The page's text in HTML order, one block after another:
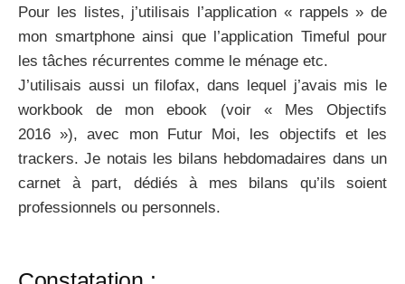
Pour les listes, j’utilisais l’application « rappels » de
mon smartphone ainsi que l’application Timeful pour
les tâches récurrentes comme le ménage etc.
J’utilisais aussi un filofax, dans lequel j’avais mis le
workbook de mon ebook (voir « Mes Objectifs
2016 »), avec mon Futur Moi, les objectifs et les
trackers. Je notais les bilans hebdomadaires dans un
carnet à part, dédiés à mes bilans qu’ils soient
professionnels ou personnels.